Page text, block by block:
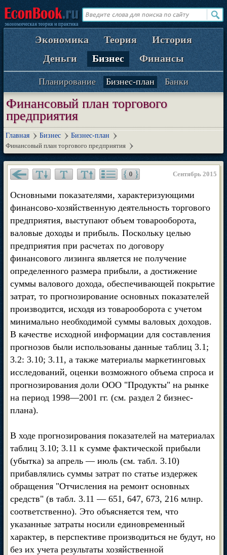
Экономика Теория
История
Деньги
Бизнес Финансы
Планирование Бизнес-план Банки
Финансовый план торгового
предприятия
Главная Бизнес
Бизнес-план
Финансовый план торгового предприятия
0 Сентябрь 2015
Основными показателями, характеризующими
финансово-хозяйственную деятельность торгового
предприятия, выступают объем товарооборота,
валовые доходы и прибыль. Поскольку целью
предприятия при расчетах по договору
финансового лизинга является не получение
определенного размера прибыли, а достижение
суммы валового дохода, обеспечивающей покрытие
затрат, то прогнозирование основных показателей
производится, исходя из товарооборота с учетом
минимально необходимой суммы валовых доходов.
В качестве исходной информации для составления
прогнозов были использованы данные таблиц 3.1;
3.2: 3.10; 3.11, а также материалы маркетинговых
исследований, оценки возможного объема спроса и
прогнозирования доли ООО "Продукты" на рынке
на период 1998—2001 гг. (см. раздел 2 бизнес-
плана).
В ходе прогнозирования показателей на материалах
таблиц 3.10; 3.11 к сумме фактической прибыли
(убытка) за апрель — июль (см. табл. 3.10)
прибавлялись суммы затрат по статье издержек
обращения "Отчисления на ремонт основных
средств" (в табл. 3.11 — 651, 647, 673, 216 млнр.
соответственно). Это объясняется тем, что
указанные затраты носили единовременный
характер, в перспективе производиться не будут, но
без их учета результаты хозяйственной